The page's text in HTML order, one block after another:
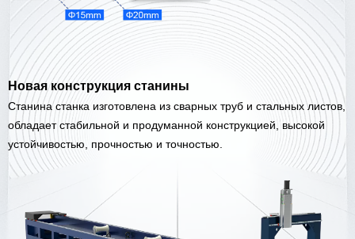
Новая конструкция станины
Станина станка изготовлена из сварных труб и стальных листов,
обладает стабильной и продуманной конструкцией, высокой
устойчивостью, прочностью и точностью.